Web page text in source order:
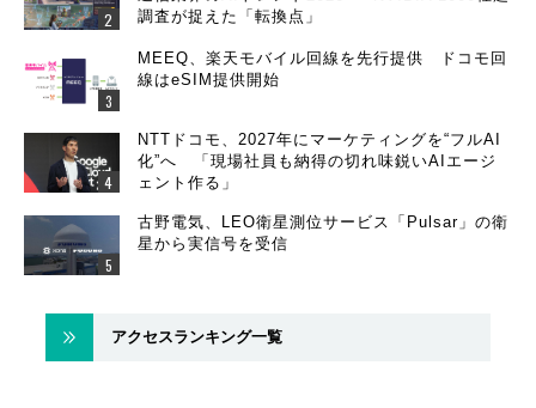
調査が捉えた「転換点」
MEEQ、楽天モバイル回線を先行提供 ドコモ回
線はeSIM提供開始
NTTドコモ、2027年にマーケティングを“フルAI
化”へ 「現場社員も納得の切れ味鋭いAIエージ
ェント作る」
古野電気、LEO衛星測位サービス「Pulsar」の衛
星から実信号を受信
アクセスランキング一覧